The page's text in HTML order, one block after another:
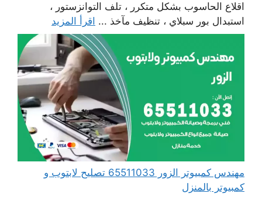
اقلاع الحاسوب بشكل متكرر ، تلف التوانزستور ،
استبدال بور سبلاي ، تنظيف مآخذ ... اقرأ المزيد
مهندس كمبيوتر الزور 65511033 تصليح لابتوب و
كمبيوتر بالمنزل